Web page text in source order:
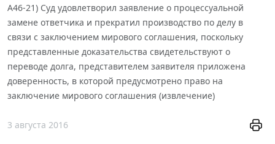
А46-21) Суд удовлетворил заявление о процессуальной
замене ответчика и прекратил производство по делу в
связи с заключением мирового соглашения, поскольку
представленные доказательства свидетельствуют о
переводе долга, представителем заявителя приложена
доверенность, в которой предусмотрено право на
заключение мирового соглашения (извлечение)
3 августа 2016